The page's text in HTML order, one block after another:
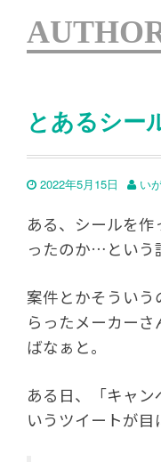
とあるシー
2022年5月15日 い
ある、シールを
ったのか…という
案件とかそういう
らったメーカー
ばなぁと。
ある日、「キャ
いうツイートが目